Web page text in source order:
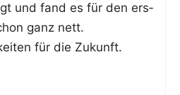
und fand es für den ers­
ganz nett.
für die Zukunft.